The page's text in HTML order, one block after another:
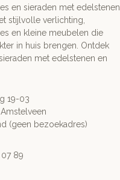
en sieraden met edelstenen
stijlvolle verlichting,
en kleine meubelen die
in huis brengen. Ontdek
met edelstenen en
19-03
(geen bezoekadres)
89